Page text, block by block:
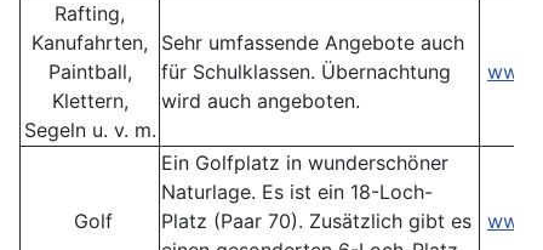
Rafting,
Kanufahrten,
Paintball,
Klettern,
Segeln u. v. m.
Sehr umfassende Angebote auch
für Schulklassen. Übernachtung
wird auch angeboten.
Golf
Ein Golfplatz in wunderschöner
Naturlage. Es ist ein 18-Loch-
Platz (Paar 70). Zusätzlich gibt es